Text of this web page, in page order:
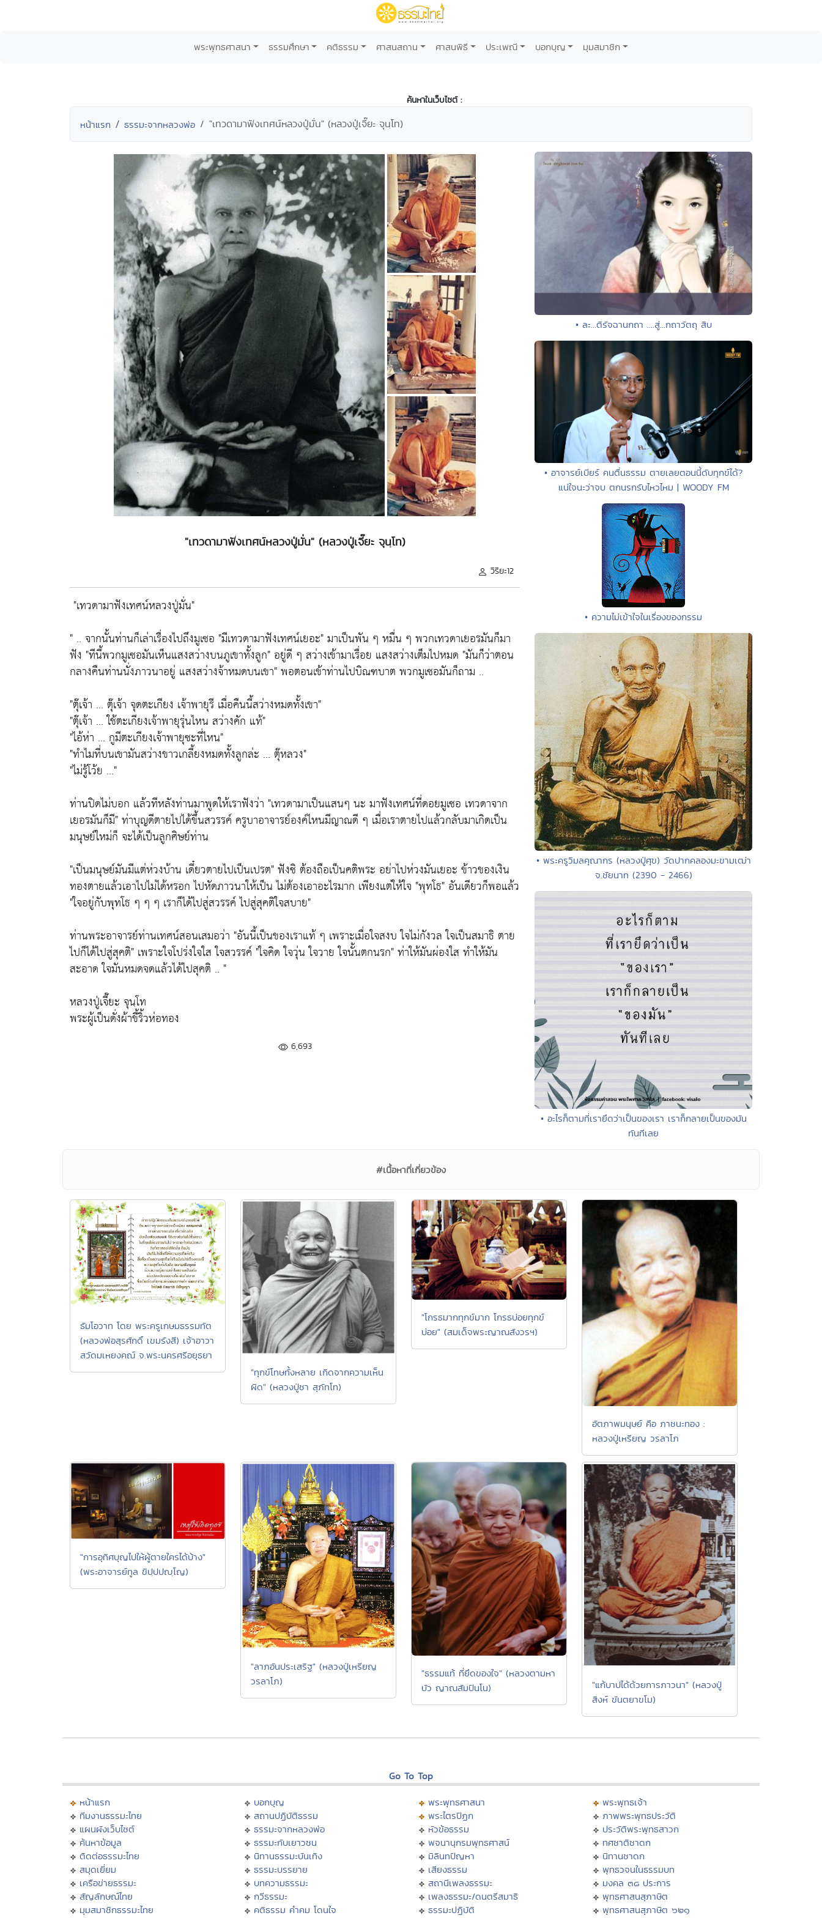
พระพุทธศาสนา ธรรมศึกษา คติธรรม ศาสนสถาน ศาสนพิธี ประเพณี บอกบุญ มุมสมาชิก
ค้นหาในเว็บไซต์ :
หน้าแรก ธรรมะจากหลวงพ่อ "เทวดามาฟังเทศน์หลวงปู่มั่น" (หลวงปู่เจี๊ยะ จุนฺโท)
"เทวดามาฟังเทศน์หลวงปู่มั่น" (หลวงปู่เจี๊ยะ จุนฺโท)
วิริยะ12
"เทวดามาฟังเทศน์หลวงปู่มั่น"
" .. จากนั้นท่านก็เล่าเรื่องไปถึงมูเซอ "มีเทวดามาฟังเทศน์เยอะ"มาเป็นพัน ๆ หมื่น ๆ พวกเทวดาเยอรมันก็มา
ฟัง "ทีนี้พวกมูเซอมันเห็นแสงสว่างบนภูเขาทั้งลูก"อยู่ดี ๆ สว่างเข้ามาเรื่อย แสงสว่างเต็มไปหมด "มันก็ว่าตอน
กลางคืนท่านนั่งภาวนาอยู่ แสงสว่างจ้าหมดบนเขา"พอตอนเข้าท่านไปบิณฑบาต พวกมูเซอมันก็ถาม ..
"ตุ๊เจ้า ... ตุ๊เจ้า จุดตะเกียง เจ้าพายุรี เมื่อคืนนี้สว่างหมดทั้งเขา"
"ตุ๊เจ้า ... ใช้ตะเกียงเจ้าพายุรุ่นไหน สว่างคัก แท้"
"ไอ้ห่า ... กูมีตะเกียงเจ้าพายุซะที่ไหน"
"ทำไมที่บนเขามันสว่างขาวเกลี้ยงหมดทั้งลูกล่ะ ... ตุ๊หลวง"
"ไม่รู้โว้ย ..."
ท่านปิดไม่บอก แล้วทีหลังท่านมาพูดให้เราฟังว่า "เทวดามาเป็นแสนๆ นะ มาฟังเทศน์ที่ดอยมูเซอ เทวดาจาก
เยอรมันก็มี"ท่าบุญดีตายไปได้ขึ้นสวรรค์ ครูบาอาจารย์องค์ไหนมีญาณดี ๆ เมื่อเราตายไปแล้วกลับมาเกิดเป็น
มนุษย์ใหม่ก็ จะได้เป็นลูกศิษย์ท่าน
"เป็นมนุษย์มันมีแต่ห่วงบ้าน เดี๋ยวตายไปเป็นเปรต"ฟังซิ ต้องถือเป็นคติพระ อย่าไปห่วงมันเยอะ ข้าวของเงิน
ทองตายแล้วเอาไปไม่ได้หรอก ไปหัดภาวนาให้เป็น ไม่ต้องเอาอะไรมาก เพียงแต่ให้ใจ "พุทโธ"อันเดียวก็พอแล้ว
"ใจอยู่กับพุทโธ ๆ ๆ ๆ เราก็ได้ไปสู่สวรรค์ ไปสู่สุคติใจสบาย"
ท่านพระอาจารย์ท่านเทศน์สอนเสมอว่า "อันนี้เป็นของเราแท้ ๆ เพราะเมื่อใจสงบ ใจไม่กังวล ใจเป็นสมาธิ ตาย
ไปก็ได้ไปสู่สุคติ" เพราะใจโปร่งใจใส ใจสวรรค์ "ใจคิด ใจวุ่น ใจวาย ใจนั้นตกนรก"ท่าให้มันผ่องใส ทำให้มัน
สะอาด ใจมันหมดจดแล้วได้ไปสุคติ .. "
หลวงปู่เจี๊ยะ จุนฺโท
พระผู้เป็นดั่งผ้าขี้ริ้วห่อทอง
6,693
• ละ...ติรัจฉานกถา ....สู่...กถาวัตถุ สิบ
• อาจารย์เบียร์ คนตื่นธรรม ตายเลยตอนนี้ดับทุกข์ได้?
แน่ใจนะว่าจบ ตกนรกรับไหวไหม | WOODY FM
• ความไม่เข้าใจในเรื่องของกรรม
• พระครูวิมลคุณากร (หลวงปู่ศุข) วัดปากคลองมะขามเฒ่า
จ.ชัยนาท (2390 - 2466)
• อะไรก็ตามที่เรายึดว่าเป็นของเรา เราก็กลายเป็นของมัน
ทันทีเลย
#เนื้อหาที่เกี่ยวข้อง
ธัมโอวาท โดย พระครูเกษมธรรมทัต
(หลวงพ่อสุรศักดิ์ เขมรังสี) เจ้าอาวา
สวัดมเหยงคณ์ จ.พระนครศรีอยุธยา
"ทุกข์โทษทั้งหลาย เกิดจากความเห็น
ผิด" (หลวงปู่ชา สุภัทโท)
"โกรธมากทุกข์มาก โกรธบ่อยทุกข์
บ่อย" (สมเด็จพระญาณสังวรฯ)
อัตภาพมนุษย์ คือ ภาชนะทอง :
หลวงปู่เหรียญ วรลาโภ
"การอุทิศบุญไปให้ผู้ตายใครได้บ้าง"
(พระอาจารย์ทูล ขิปฺปปญฺโญ)
"ลาภอันประเสริฐ" (หลวงปู่เหรียญ
วรลาโภ)
"ธรรมแท้ ที่ยึดของใจ" (หลวงตามหา
บัว ญาณสัมปันโน)
"แก้บาปได้ด้วยการภาวนา" (หลวงปู่
สิงห์ ขันตยาขโม)
Go To Top
หน้าแรก
ทีมงานธรรมะไทย
แผนผังเว็บไซต์
ค้นหาข้อมูล
ติดต่อธรรมะไทย
สมุดเยี่ยม
เครือข่ายธรรมะ
สัญลักษณ์ไทย
มุมสมาชิกธรรมะไทย
บอกบุญ
สถานปฏิบัติธรรม
ธรรมะจากหลวงพ่อ
ธรรมะกับเยาวชน
นิทานธรรมะบันเทิง
ธรรมะบรรยาย
บทความธรรมะ
กวีธรรมะ
คติธรรม คำคม โดนใจ
พระพุทธศาสนา
พระไตรปิฏก
หัวข้อธรรม
พจนานุกรมพุทธศาสน์
มิลินทปัญหา
เสียงธรรม
สถานีเพลงธรรมะ
เพลงธรรมะ/ดนตรีสมาธิ
ธรรมะปฏิบัติ
พระพุทธเจ้า
ภาพพระพุทธประวัติ
ประวัติพระพุทธสาวก
ทศชาติชาดก
นิทานชาดก
พุทธวจนในธรรมบท
มงคล ๓๘ ประการ
พุทธศาสนสุภาษิต
พุทธศาสนสุภาษิต ๖๒๑